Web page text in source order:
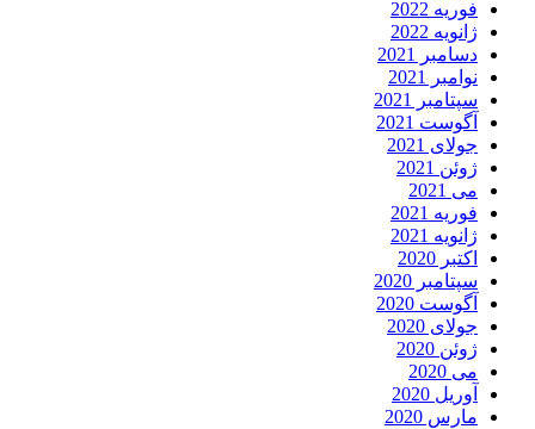
فوریه 2022
ژانویه 2022
دسامبر 2021
نوامبر 2021
سپتامبر 2021
آگوست 2021
جولای 2021
ژوئن 2021
می 2021
فوریه 2021
ژانویه 2021
اکتبر 2020
سپتامبر 2020
آگوست 2020
جولای 2020
ژوئن 2020
می 2020
آوریل 2020
مارس 2020